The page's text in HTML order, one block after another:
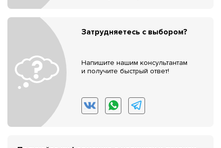
Затрудняетесь с выбором?
Напишите нашим консультантам
и получите быстрый ответ!